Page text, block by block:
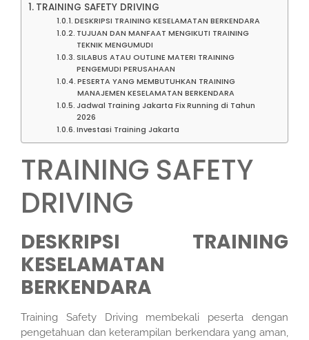
TRAINING SAFETY DRIVING
DESKRIPSI TRAINING KESELAMATAN BERKENDARA
TUJUAN DAN MANFAAT MENGIKUTI TRAINING
TEKNIK MENGUMUDI
SILABUS ATAU OUTLINE MATERI TRAINING
PENGEMUDI PERUSAHAAN
PESERTA YANG MEMBUTUHKAN TRAINING
MANAJEMEN KESELAMATAN BERKENDARA
Jadwal Training Jakarta Fix Running di Tahun
2026
Investasi Training Jakarta
TRAINING SAFETY
DRIVING
DESKRIPSI TRAINING
KESELAMATAN
BERKENDARA
Training Safety Driving membekali peserta dengan
pengetahuan dan keterampilan berkendara yang aman,